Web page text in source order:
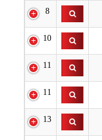
8
10
11
11
13